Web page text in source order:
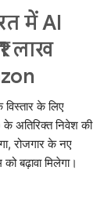
में AI
लाख
के लिए
अतिरिक्त निवेश की
रोजगार के नए
बढ़ावा मिलेगा।